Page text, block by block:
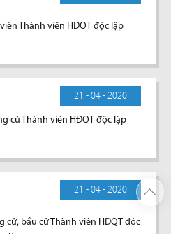
Thành viên HĐQT độc lập
21 - 04 - 2020
cử Thành viên HĐQT độc lập
21 - 04 - 2020
cử, bầu cử Thành viên HĐQT độc